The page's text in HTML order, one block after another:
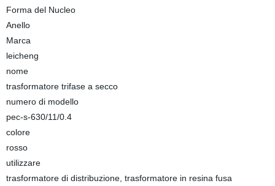
Forma del Nucleo
Anello
Marca
leicheng
nome
trasformatore trifase a secco
numero di modello
pec-s-630/11/0.4
colore
rosso
utilizzare
trasformatore di distribuzione, trasformatore in resina fusa